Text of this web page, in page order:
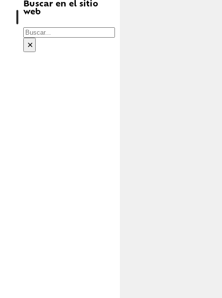
Buscar en el sitio
web
Buscar
×